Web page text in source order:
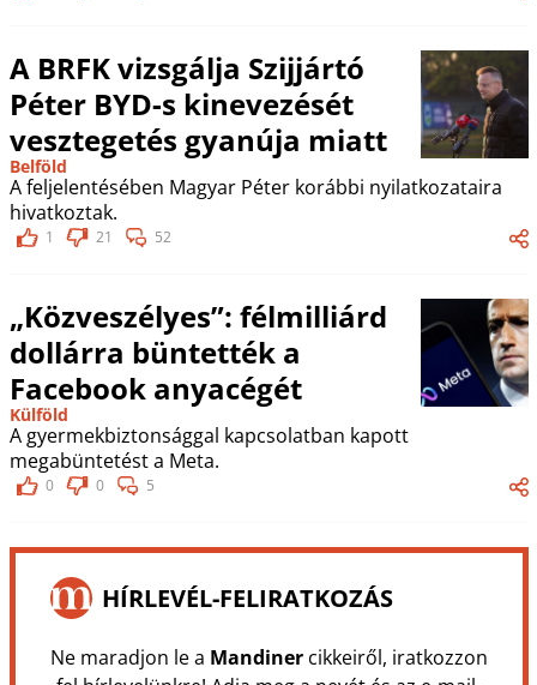
A BRFK vizsgálja Szijjártó
Péter BYD-s kinevezését
vesztegetés gyanúja miatt
Belföld
A feljelentésében Magyar Péter korábbi nyilatkozataira
hivatkoztak.
1 21 52
„Közveszélyes”: félmilliárd
dollárra büntették a
Facebook anyacégét
Külföld
A gyermekbiztonsággal kapcsolatban kapott
megabüntetést a Meta.
0 0 5
HÍRLEVÉL-FELIRATKOZÁS
Ne maradjon le a Mandinercikkeiről, iratkozzon